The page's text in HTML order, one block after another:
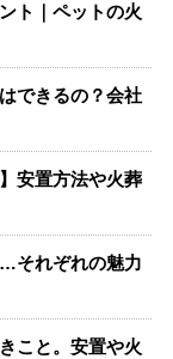
ト｜ペットの火
できるの？会社
安置方法や火葬
それぞれの魅力
こと。安置や火